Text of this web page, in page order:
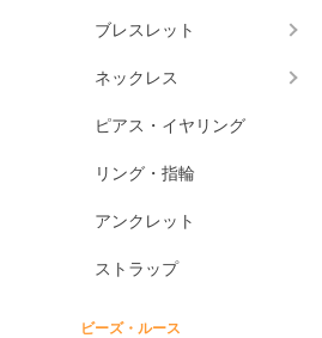
ブレスレット
ネックレス
ピアス・イヤリング
リング・指輪
アンクレット
ストラップ
ビーズ・ルース